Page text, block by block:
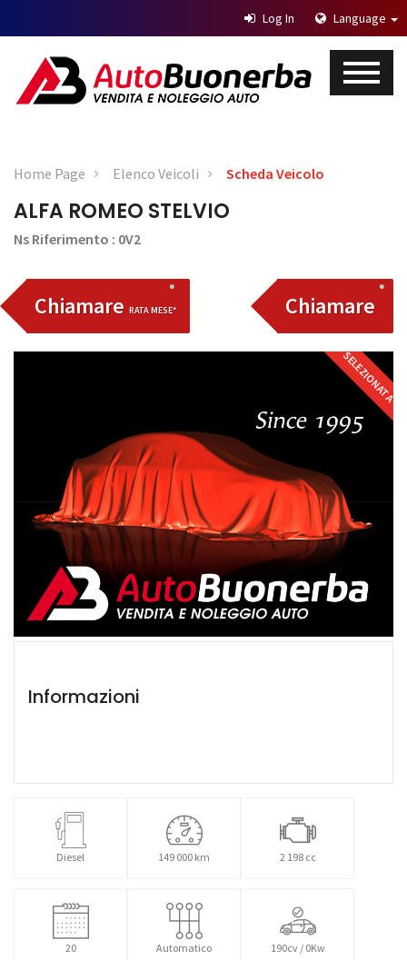
Log In Language
Home Page Elenco Veicoli Scheda Veicolo
ALFA ROMEO STELVIO
Ns Riferimento : 0V2
Chiamare RATA MESE* Chiamare
SELEZIONATA
Informazioni
Diesel 149 000 km 2 198 cc
20 Automatico 190cv / 0Kw